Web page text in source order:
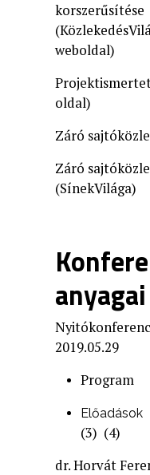
korszerűsítése
weboldal)
oldal)
Záró
Záró
(SínekVilága)
anyagai
2019.05.29
Program
Előadások
(3) (4)
dr. Horvát